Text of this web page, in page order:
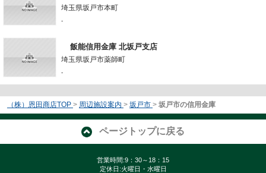
埼玉県坂戸市本町
-
飯能信用金庫 北坂戸支店
埼玉県坂戸市薬師町
-
（株）恩田商店TOP > 周辺施設案内 > 坂戸市 > 坂戸市の信用金庫
ページトップに戻る
営業時間:9：30～18：15
定休日:火曜日・水曜日